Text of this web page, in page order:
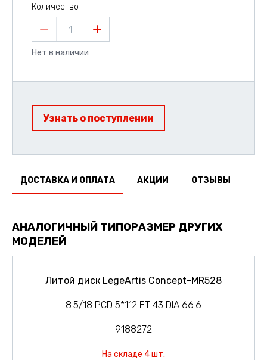
Количество
1
Нет в наличии
Узнать о поступлении
ДОСТАВКА И ОПЛАТА АКЦИИ ОТЗЫВЫ
АНАЛОГИЧНЫЙ ТИПОРАЗМЕР ДРУГИХ
МОДЕЛЕЙ
Литой диск LegeArtis Concept-MR528
8.5/18 PCD 5*112 ET 43 DIA 66.6
9188272
На складе 4 шт.